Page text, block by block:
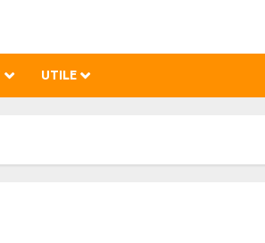
UTILE